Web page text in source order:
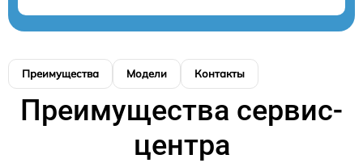
Преимущества Модели Контакты
Преимущества сервис-
центра